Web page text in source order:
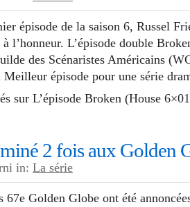
épisode de la saison 6, Russel
l’honneur. L’épisode double
des Scénaristes Américains
Meilleur épisode pour une série
sur L’épisode Broken (House
2 fois aux Golden
in: La série
67e Golden Globe ont été